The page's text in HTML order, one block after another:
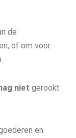
de
of om voor
niet gerookt
en